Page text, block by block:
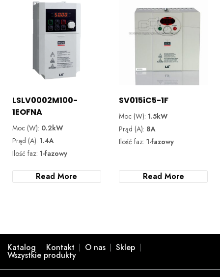
LSLV0002M100-
1EOFNA
Moc (W): 0.2kW
Prąd (A): 1.4A
Ilość faz: 1-fazowy
Read More
SV015iC5-1F
Moc (W):1.5kW
Prąd (A): 8A
Ilość faz:1-fazowy
Read More
Katalog Kontakt O nas Sklep
Wszystkie produkty